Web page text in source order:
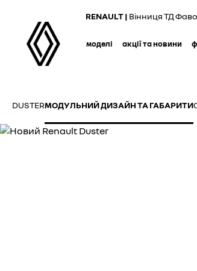
content
RENAULT | Вінниця ТД
моделі акції та новини
DUSTERМОДУЛЬНИЙ ДИЗАЙН ТА ГАБАРИТИ